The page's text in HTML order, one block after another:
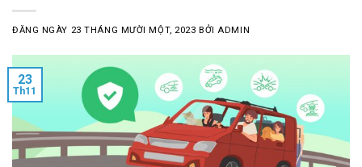
ĐĂNG NGÀY 23 THÁNG MƯỜI MỘT, 2023 BỞIADMIN
23
Th11